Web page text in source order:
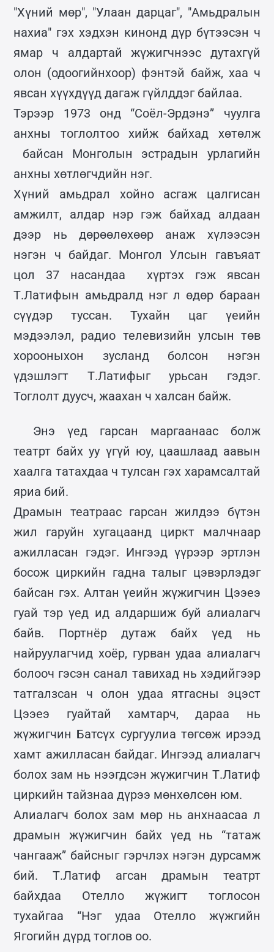
"Хүний мөр", "Улаан дарцаг", "Амьдралын
нахиа" гэх хэдхэн кинонд дүр бүтээсэн ч
ямар ч алдартай жүжигчнээс дутахгүй
олон (одоогийнхоор) фэнтэй байж, хаа ч
явсан хүүхдүүд дагаж гүйлддэг байлаа.
Тэрээр 1973 онд “Соёл-Эрдэнэ” чуулга
анхны тоглолтоо хийж байхад хөтөлж
байсан Монголын эстрадын урлагийн
анхны хөтлөгчдийн нэг.
Хүний амьдрал хойно асгаж цалгисан
амжилт, алдар нэр гэж байхад алдаан
дээр нь дөрөөлөхөөр анаж хүлээсэн
нэгэн ч байдаг. Монгол Улсын гавъяат
цол 37 насандаа хүртэх гэж явсан
Т.Латифын амьдралд нэг л өдөр бараан
сүүдэр туссан. Тухайн цаг үеийн
мэдээлэл, радио телевизийн улсын төв
хорооныхон зусланд болсон нэгэн
үдэшлэгт Т.Латифыг урьсан гэдэг.
Тоглолт дуусч, жаахан ч халсан байж.
Энэ үед гарсан маргаанаас болж
театрт байх уу үгүй юу, цаашлаад аавын
хаалга татахдаа ч тулсан гэх харамсалтай
яриа бий.
Драмын театраас гарсан жилдээ бүтэн
жил гаруйн хугацаанд циркт малчнаар
ажилласан гэдэг. Ингээд үүрээр эртлэн
босож циркийн гадна талыг цэвэрлэдэг
байсан гэх. Алтан үеийн жүжигчин Цээеэ
гуай тэр үед ид алдаршиж буй алиалагч
байв. Портнёр дутаж байх үед нь
найруулагчид хоёр, гурван удаа алиалагч
болооч гэсэн санал тавихад нь хэдийгээр
татгалзсан ч олон удаа ятгасны эцэст
Цээеэ гуайтай хамтарч, дараа нь
жүжигчин Батсүх сургуулиа төгсөж ирээд
хамт ажилласан байдаг. Ингээд алиалагч
болох зам нь нээгдсэн жүжигчин Т.Латиф
циркийн тайзнаа дүрээ мөнхөлсөн юм.
Алиалагч болох зам мөр нь анхнаасаа л
драмын жүжигчин байх үед нь “татаж
чангааж” байсныг гэрчлэх нэгэн дурсамж
бий. Т.Латиф агсан драмын театрт
байхдаа Отелло жүжигт тоглосон
тухайгаа “Нэг удаа Отелло жүжгийн
Ягогийн дүрд тоглов оо.